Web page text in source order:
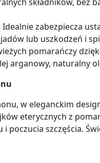
zabezpiecza
lub uszkodzeń i
pomarańczy
arganowy, naturalny
w eleganckim
eterycznych z
poczucia szczęścia.